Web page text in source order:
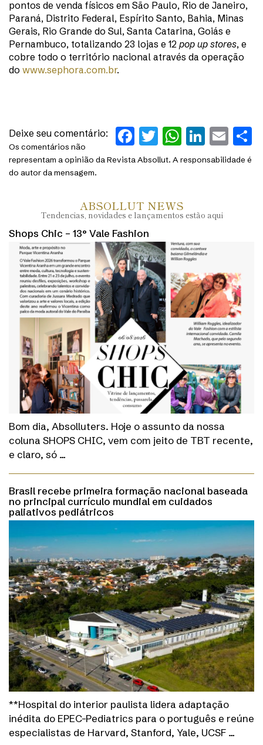
pontos de venda físicos em São Paulo, Rio de Janeiro,
Paraná, Distrito Federal, Espírito Santo, Bahia, Minas
Gerais, Rio Grande do Sul, Santa Catarina, Goiás e
Pernambuco, totalizando 23 lojas e 12 pop up stores, e
cobre todo o território nacional através da operação
do www.sephora.com.br.
Facebook
Twitter
Deixe seu comentário:
Os comentários não
representam a opinião da Revista Absollut. A responsabilidade é
do autor da mensagem.
ABSOLLUT NEWS
Tendencias, novidades e lançamentos estão aqui
Shops Chic – 13° Vale Fashion
Bom dia, Absolluters. Hoje o assunto da nossa
coluna SHOPS CHIC, vem com jeito de TBT recente,
e claro, só …
Brasil recebe primeira formação nacional baseada
no principal currículo mundial em cuidados
paliativos pediátricos
**Hospital do interior paulista lidera adaptação
inédita do EPEC-Pediatrics para o português e reúne
especialistas de Harvard, Stanford, Yale, UCSF …